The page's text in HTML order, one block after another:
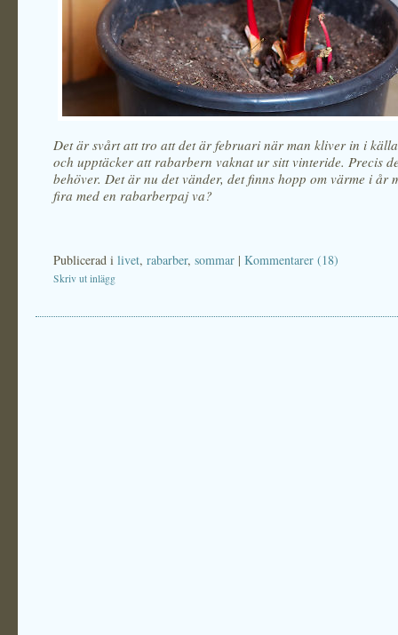
Det är svårt att tro att det är februari när man kliver in i
och upptäcker att rabarbern vaknat ur sitt vinteride. Precis
behöver. Det är nu det vänder, det finns hopp om värme i år
fira med en rabarberpaj va?
Publicerad i livet, rabarber, sommar | Kommentarer (18)
Skriv ut inlägg